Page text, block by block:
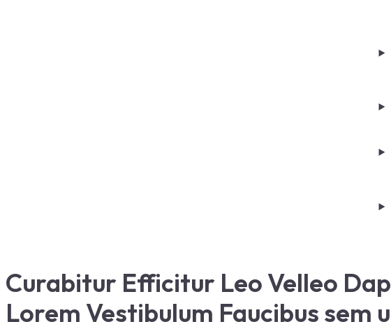
Curabitur Efficitur Leo Velleo
Lorem Vestibulum Faucibus sem